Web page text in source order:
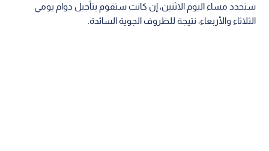
ستحدد مساء اليوم الاثنين، إن كانت ستقوم بتأجيل دوام يومي
الثلاثاء والأربعاء، نتيجة للظروف الجوية السائدة.